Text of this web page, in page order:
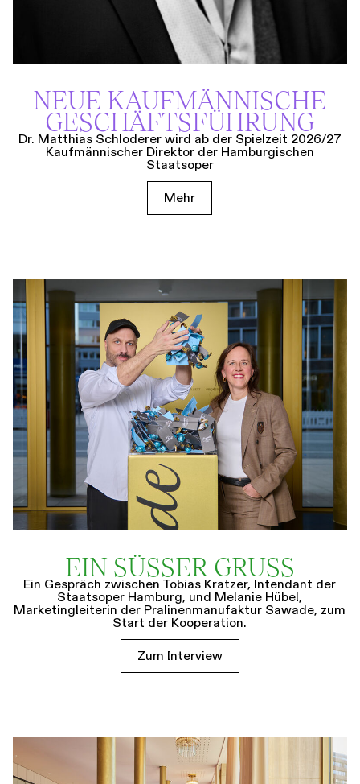
NEUE KAUF­MÄNNISCHE
GESCHÄFTS­FÜHRUNG
Dr. Matthias Schloderer wird ab der Spielzeit 2026/27
Kaufmännischer Direktor der Hamburgischen
Staatsoper
Mehr
EIN SÜSSER GRUSS
Ein Gespräch zwischen Tobias Kratzer, Intendant der
Staatsoper Hamburg, und Melanie Hübel,
Marketingleiterin der Pralinenmanufaktur Sawade, zum
Start der Kooperation.
Zum Interview